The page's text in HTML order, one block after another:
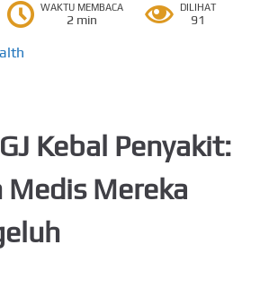
WAKTU MEMBACA
2 min
DILIHAT
91
Kebal Penyakit:
Medis Mereka